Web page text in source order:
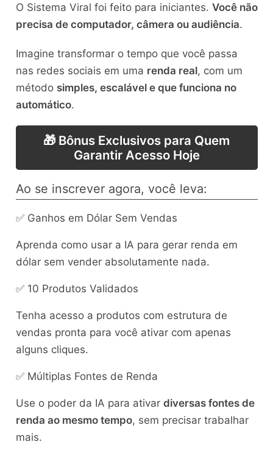
O Sistema Viral foi feito para iniciantes. Você não
precisa de computador, câmera ou audiência.
Imagine transformar o tempo que você passa
nas redes sociais em uma renda real, com um
método simples, escalável e que funciona no
automático.
🎁 Bônus Exclusivos para Quem
Garantir Acesso Hoje
Ao se inscrever agora, você leva:
✅ Ganhos em Dólar Sem Vendas
Aprenda como usar a IA para gerar renda em
dólar sem vender absolutamente nada.
✅ 10 Produtos Validados
Tenha acesso a produtos com estrutura de
vendas pronta para você ativar com apenas
alguns cliques.
✅ Múltiplas Fontes de Renda
Use o poder da IA para ativar diversas fontes de
renda ao mesmo tempo, sem precisar trabalhar
mais.